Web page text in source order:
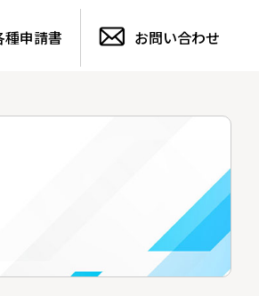
種申請書 お問い合わせ